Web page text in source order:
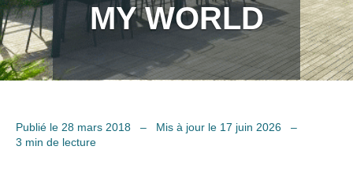
MY WORLD
Publié le 28 mars 2018 – Mis à jour le 17 juin 2026
–
3 min de lecture